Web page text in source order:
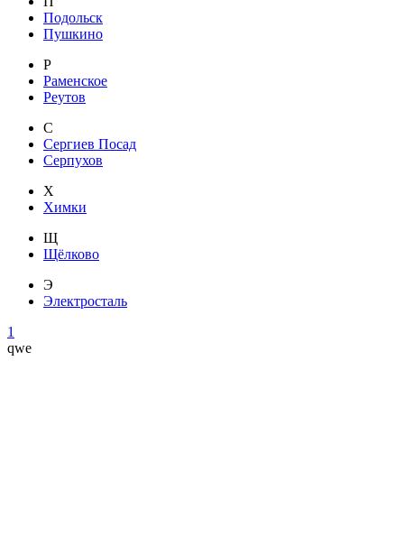
Подольск
Пушкино
Р
Раменское
Реутов
С
Сергиев Посад
Серпухов
Х
Химки
Щ
Щёлково
Э
Электросталь
1
qwe